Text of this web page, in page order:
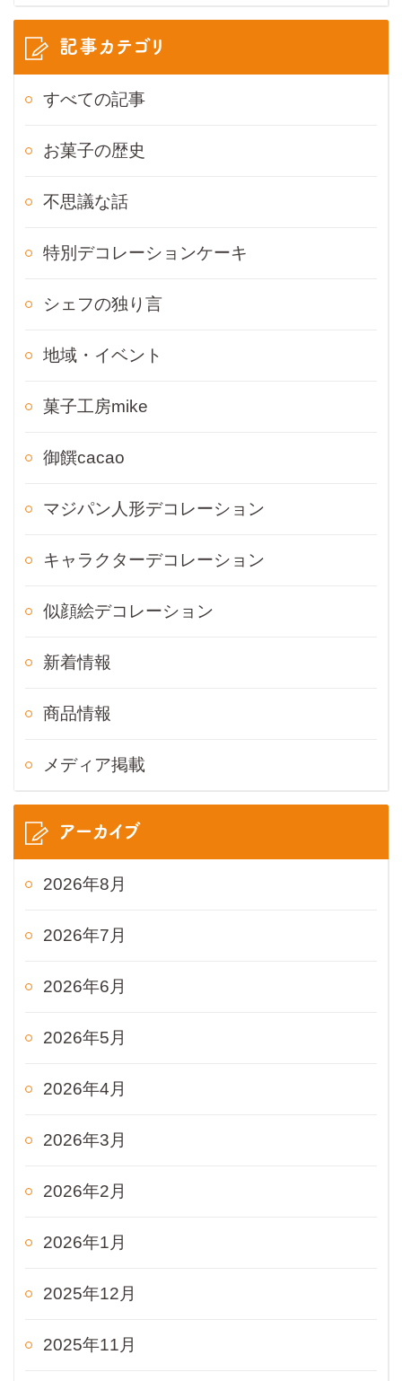
記事カテゴリ
すべての記事
お菓子の歴史
不思議な話
特別デコレーションケーキ
シェフの独り言
地域・イベント
菓子工房mike
御饌cacao
マジパン人形デコレーション
キャラクターデコレーション
似顔絵デコレーション
新着情報
商品情報
メディア掲載
アーカイブ
2026年8月
2026年7月
2026年6月
2026年5月
2026年4月
2026年3月
2026年2月
2026年1月
2025年12月
2025年11月